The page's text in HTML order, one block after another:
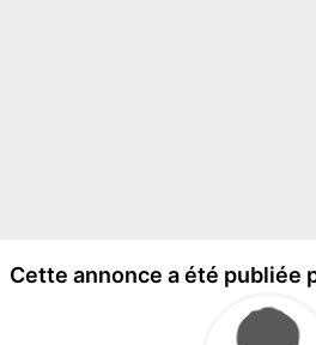
Cette annonce a été publiée